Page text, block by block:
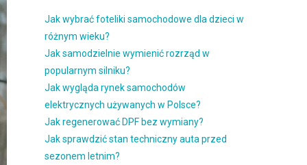
Jak wybrać foteliki samochodowe dla dzieci w
różnym wieku?
Jak samodzielnie wymienić rozrząd w
popularnym silniku?
Jak wygląda rynek samochodów
elektrycznych używanych w Polsce?
Jak regenerować DPF bez wymiany?
Jak sprawdzić stan techniczny auta przed
sezonem letnim?